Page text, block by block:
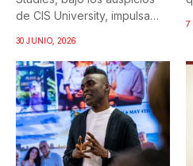
EL ARTE COMO
HERRAMIENTA DE
TRANSFORMACIÓN
SOCIAL CON EL